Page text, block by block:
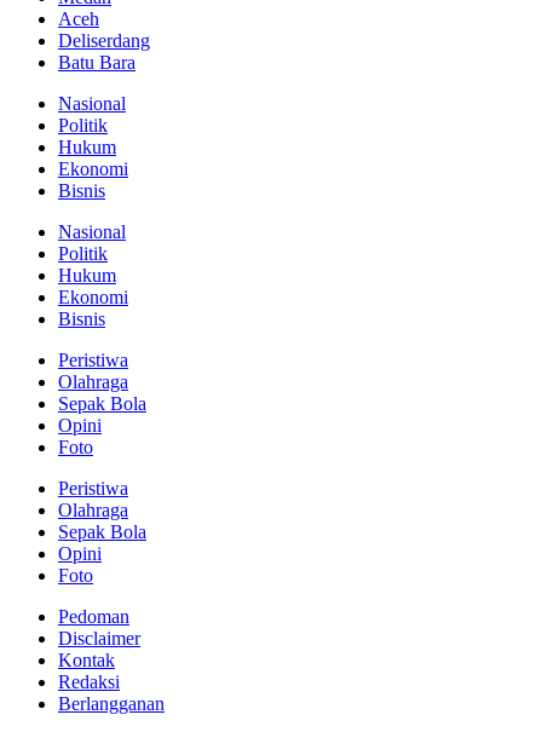
Aceh
Deliserdang
Batu Bara
Nasional
Politik
Hukum
Ekonomi
Bisnis
Nasional
Politik
Hukum
Ekonomi
Bisnis
Peristiwa
Olahraga
Sepak Bola
Opini
Foto
Peristiwa
Olahraga
Sepak Bola
Opini
Foto
Pedoman
Disclaimer
Kontak
Redaksi
Berlangganan